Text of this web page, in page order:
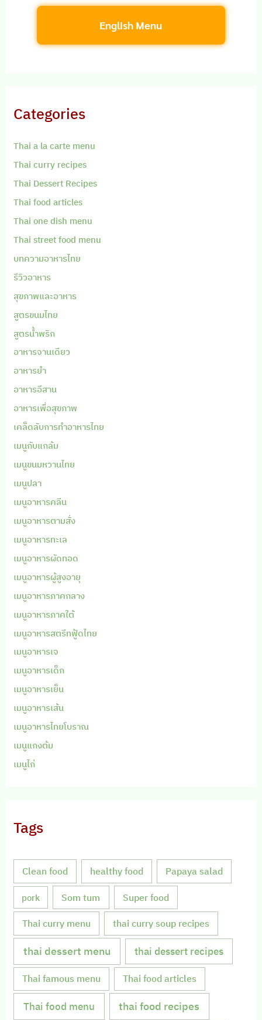
English Menu
Categories
Thai a la carte menu
Thai curry recipes
Thai Dessert Recipes
Thai food articles
Thai one dish menu
Thai street food menu
บทความอาหารไทย
รีวิวอาหาร
สุขภาพและอาหาร
สูตรขนมไทย
สูตรน้ำพริก
อาหารจานเดียว
อาหารยำ
อาหารอีสาน
อาหารเพื่อสุขภาพ
เคล็ดลับการทำอาหารไทย
เมนูกับแกล้ม
เมนูขนมหวานไทย
เมนูปลา
เมนูอาหารคลีน
เมนูอาหารตามสั่ง
เมนูอาหารทะเล
เมนูอาหารผัดทอด
เมนูอาหารผู้สูงอายุ
เมนูอาหารภาคกลาง
เมนูอาหารภาคใต้
เมนูอาหารสตรีทฟู้ดไทย
เมนูอาหารเจ
เมนูอาหารเด็ก
เมนูอาหารเย็น
เมนูอาหารเส้น
เมนูอาหารไทยโบราณ
เมนูแกงต้ม
เมนูไก่
Tags
Clean food healthy food Papaya salad
pork Som tum Super food
Thai curry menu thai curry soup recipes
thai dessert menu thai dessert recipes
Thai famous menu Thai food articles
Thai food menu thai food recipes